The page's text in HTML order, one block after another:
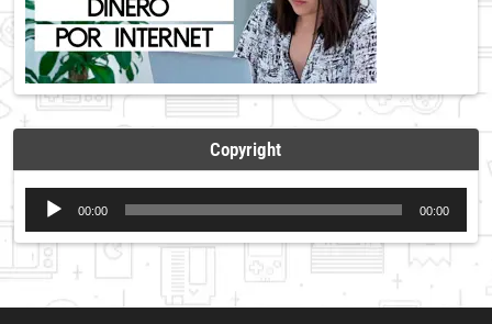
Copyright
Reproductor
de
audio
00:00 00:00